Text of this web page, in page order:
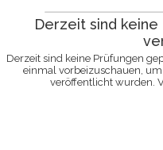
Derzeit sind keine
Derzeit sind keine Prüfungen
einmal vorbeizuschauen,
veröffentlicht wurden.